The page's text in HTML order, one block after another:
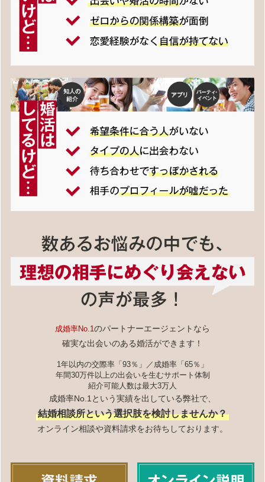
成婚率No.1のパートナーエージェントなら
確実な出会いのある婚活ができます！
1年以内の交際率「93％」／成婚率「65％」
年間30万件以上の出会いを生むサポート体制
紹介可能人数は最大3万人
成婚率No.1という実績を出している弊社で、
結婚相談所という選択肢を検討しませんか？
オンライン相談や資料請求をお待ちしております。